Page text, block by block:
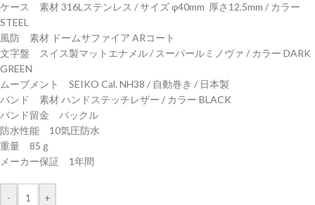
ケース 素材 316Lステンレス / サイズ φ40mm 厚さ12.5mm / カラー
STEEL
風防 素材 ドームサファイア ARコート
文字盤 スイス製マットエナメル / スーパールミノヴァ / カラー DARK
GREEN
ムーブメント SEIKO Cal. NH38 / 自動巻き / 日本製
バンド 素材 ハンドステッチレザー / カラー BLACK
バンド留金 バックル
防水性能 10気圧防水
重量 85ｇ
メーカー保証 1年間
- +